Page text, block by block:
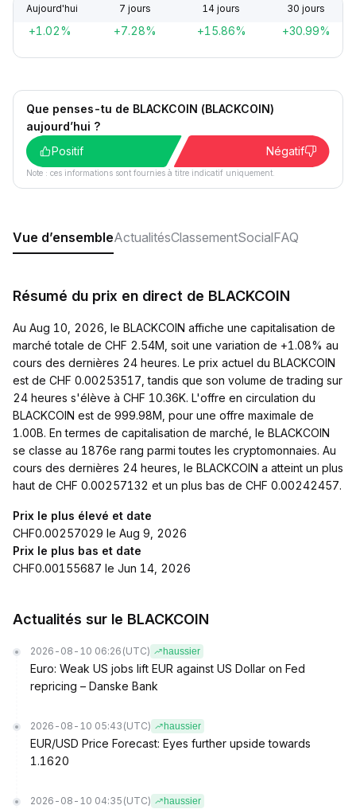
Aujourd'hui 7 jours 14 jours 30 jours
+1.02% +7.28% +15.86% +30.99%
Que penses-tu de BLACKCOIN (BLACKCOIN)
aujourd’hui ?
Positif
Négatif
Note : ces informations sont fournies à titre indicatif uniquement.
Vue d’ensembleActualitésClassementSocialFAQ
Résumé du prix en direct de BLACKCOIN
Au Aug 10, 2026, le BLACKCOIN affiche une capitalisation de
marché totale de CHF 2.54M, soit une variation de +1.08% au
cours des dernières 24 heures. Le prix actuel du BLACKCOIN
est de CHF 0.00253517, tandis que son volume de trading sur
24 heures s'élève à CHF 10.36K. L'offre en circulation du
BLACKCOIN est de 999.98M, pour une offre maximale de
1.00B. En termes de capitalisation de marché, le BLACKCOIN
se classe au 1876e rang parmi toutes les cryptomonnaies. Au
cours des dernières 24 heures, le BLACKCOIN a atteint un plus
haut de CHF 0.00257132 et un plus bas de CHF 0.00242457.
Prix le plus élevé et date
CHF0.00257029 le Aug 9, 2026
Prix le plus bas et date
CHF0.00155687 le Jun 14, 2026
Actualités sur le BLACKCOIN
2026-08-10 06:26 (UTC) haussier
Euro: Weak US jobs lift EUR against US Dollar on Fed
repricing – Danske Bank
2026-08-10 05:43 (UTC) haussier
EUR/USD Price Forecast: Eyes further upside towards
1.1620
2026-08-10 04:35 (UTC) haussier